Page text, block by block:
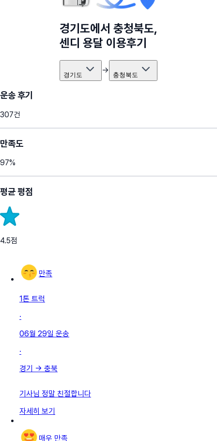
경기도에서 충청북도,
센디 용달 이용후기
경기도 → 충청북도
운송 후기
307건
만족도
97%
평균 평점
4.5점
만족
1톤 트럭
·
06월 29일 운송
·
경기 → 충북
기사님 정말 친절합니다
자세히 보기
매우 만족